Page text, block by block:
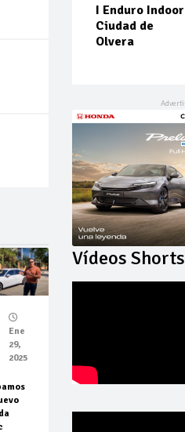
Ene
29,
2025
I Enduro Indoor
Ciudad de
Olvera
Vídeos Shorts